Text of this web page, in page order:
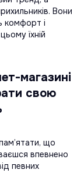
Вони
комфорт і
їхній
магазині
свою
що
впевнено
певних